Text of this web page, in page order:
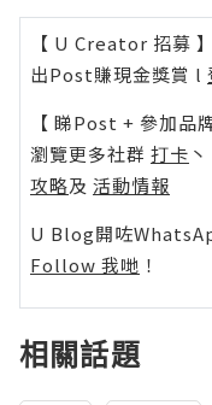
【 U Creator 招募 】
出Post賺現金獎賞 l
【 睇Post + 參加品
瀏覽更多社群 打卡 丶
攻略及 活動情報
U Blog開咗
Follow 我哋 ！
相關話題